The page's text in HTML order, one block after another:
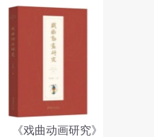
《戏曲动画研究》